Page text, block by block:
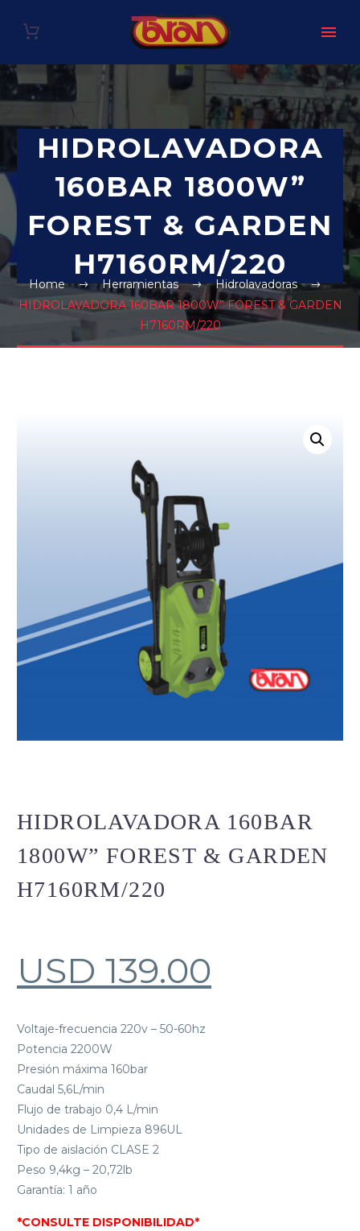
HIDROLAVADORA
160BAR 1800W”
FOREST & GARDEN
H7160RM/220
Home Herramientas
Hidrolavadoras
HIDROLAVADORA 160BAR 1800W” FOREST & GARDEN
H7160RM/220
HIDROLAVADORA 160BAR
1800W” FOREST & GARDEN
H7160RM/220
USD 139.00
Voltaje-frecuencia 220v – 50-60hz
Potencia 2200W
Presión máxima 160bar
Caudal 5,6L/min
Flujo de trabajo 0,4 L/min
Unidades de Limpieza 896UL
Tipo de aislación CLASE 2
Peso 9,4kg – 20,72lb
Garantía: 1 año
*CONSULTE DISPONIBILIDAD*